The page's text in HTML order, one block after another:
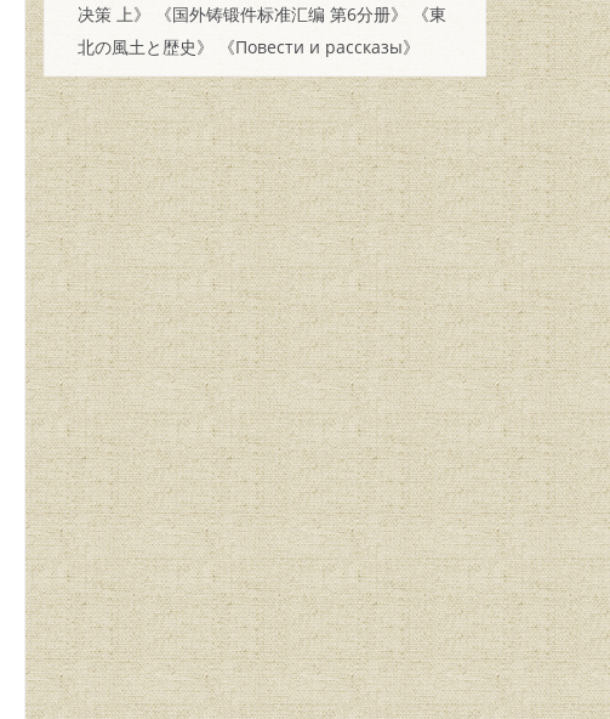
决策 上》
《国外铸锻件标准汇编 第6分册》
《東
北の風土と歴史》
《Повести и рассказы》